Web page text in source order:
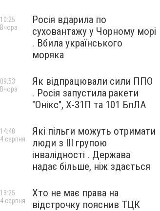
Росія вдарила по
суховантажу у Чорному морі
. Вбила українського
моряка
10:25
Вчора
Як відпрацювали сили ППО
. Росія запустила ракети
"Онікс", Х-31П та 101 БпЛА
09:53
Вчора
Які пільги можуть отримати
люди з III групою
інвалідності . Держава
надає більше, ніж здається
14:48
4 серпня
Хто не має права на
відстрочку пояснив ТЦК
13:25
4 серпня